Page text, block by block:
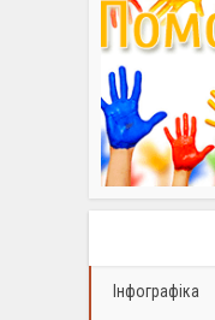
Інфографіка